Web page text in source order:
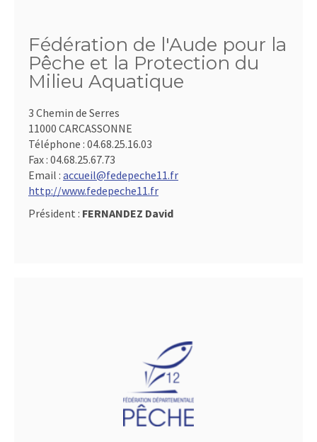
Fédération de l'Aude pour la
Pêche et la Protection du
Milieu Aquatique
3 Chemin de Serres
11000 CARCASSONNE
Téléphone : 04.68.25.16.03
Fax : 04.68.25.67.73
Email : accueil@fedepeche11.fr
http://www.fedepeche11.fr
Président : FERNANDEZ David